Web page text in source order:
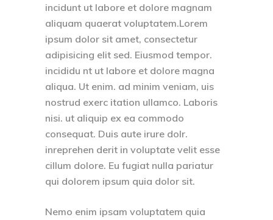
incidunt ut labore et dolore magnam
aliquam quaerat voluptatem.Lorem
ipsum dolor sit amet, consectetur
adipisicing elit sed. Eiusmod tempor.
incididu nt ut labore et dolore magna
aliqua. Ut enim. ad minim veniam, uis
nostrud exerc itation ullamco. Laboris
nisi. ut aliquip ex ea commodo
consequat. Duis aute irure dolr.
inreprehen derit in voluptate velit esse
cillum dolore. Eu fugiat nulla pariatur
qui dolorem ipsum quia dolor sit.
Nemo enim ipsam voluptatem quia